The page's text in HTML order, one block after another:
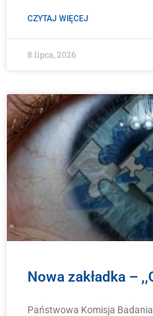
CZYTAJ WIĘCEJ
8 lipca, 2026
Nowa zakładka –
Państwowa Komisja